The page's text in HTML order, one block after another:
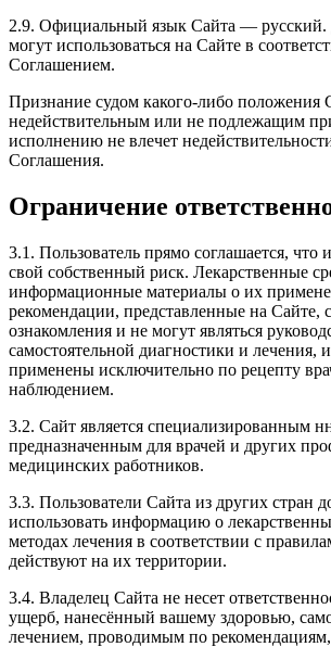
2.9. Официальный язык Сайта — русский.
могут использоваться на Сайте в
Соглашением.
Признание судом какого-либо положения
недействительным или не подлежащим
исполнению не влечет
Соглашения.
Ограничение
3.1. Пользователь прямо соглашается, что
свой собственный риск. Лекарственные
информационные материалы о их
рекомендации, представленные на Сайте,
ознакомления и не могут являться
самостоятельной диагностики и лечения,
применены исключительно по рецепту
наблюдением.
3.2. Сайт является специализированным
предназначенным для врачей и других
медицинских работников.
3.3. Пользователи Сайта из других стран
использовать информацию о
методах лечения в соответствии с
действуют на их территории.
3.4. Владелец Сайта не несет
ущерб, нанесённый вашему здоровью,
лечением, проводимым по